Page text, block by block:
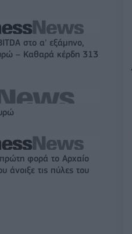
στο α' εξάμηνο,
– Καθαρά κέρδη 313
φορά το Αρχαίο
άνοιξε τις πύλες του